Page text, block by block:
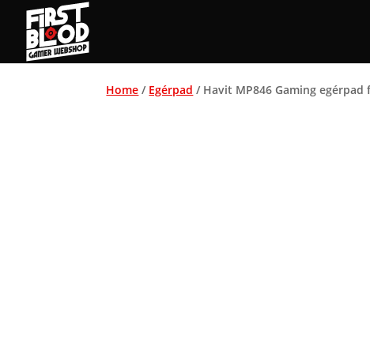
Home / Egérpad / Havit MP846 Gaming egérpad